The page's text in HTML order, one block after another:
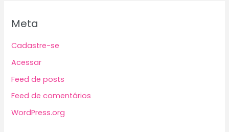
Meta
Cadastre-se
Acessar
Feed de posts
Feed de comentários
WordPress.org